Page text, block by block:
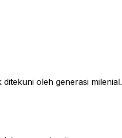
oleh generasi milenial.